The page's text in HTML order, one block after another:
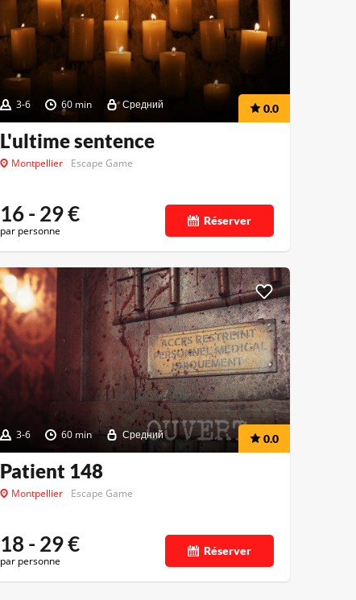
3-6 60 min Средний 0.0
L'ultime sentence
Montpellier Escape Game
16 - 29€
par personne
Réserver
3-6 60 min Средний 0.0
Patient 148
Montpellier Escape Game
18 - 29€
par personne
Réserver